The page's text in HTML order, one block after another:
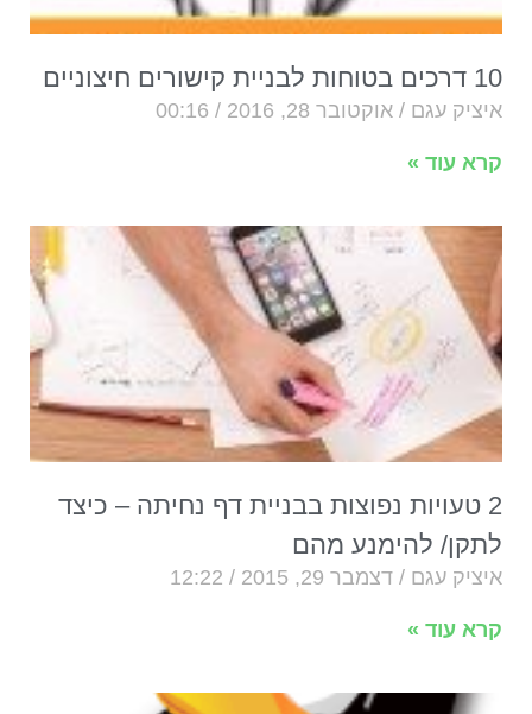
10 דרכים בטוחות לבניית קישורים חיצוניים
איציק עגם אוקטובר 28, 2016
קרא עוד »
2 טעויות נפוצות בבניית דף נחיתה – כיצד
לתקן/ להימנע מהם
איציק עגם דצמבר 29, 2015
קרא עוד »